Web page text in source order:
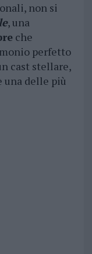
non si
, una
che
perfetto
cast stellare,
una delle più